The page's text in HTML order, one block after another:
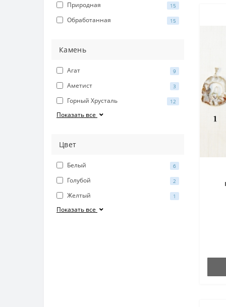
Природная 15
Обработанная 15
Камень
Агат 9
Аметист 3
Горный Хрусталь 12
Показать все
Цвет
Белый 6
Голубой 2
Желтый 1
Показать все